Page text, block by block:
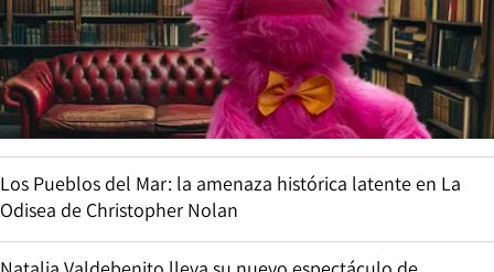
Los Pueblos del Mar: la amenaza histórica latente en La
Odisea de Christopher Nolan